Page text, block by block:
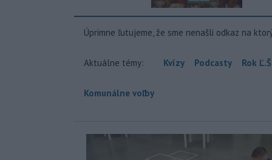
Úprimne ľutujeme, že sme nenašli odkaz na
Aktuálne témy: Kvízy Podcasty Rok
Komunálne voľby